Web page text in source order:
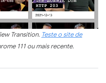
Transition. Teste o site de
111 ou mais recente.